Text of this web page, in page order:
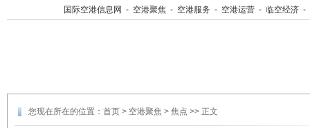
国际空港信息网 - 空港聚焦 - 空港服务 - 空港运营 - 临空经济 -
您现在所在的位置： 首页 > 空港聚焦 > 焦点 >> 正文